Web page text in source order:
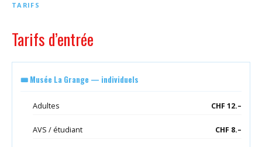
TARIFS
Tarifs d’entrée
🎟 Musée La Grange — individuels
Adultes CHF 12.–
AVS / étudiant CHF 8.–